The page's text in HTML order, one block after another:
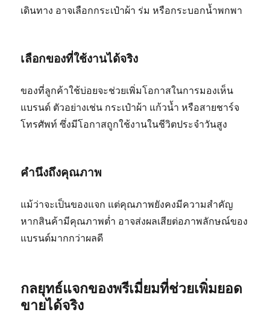
เดินทาง อาจเลือกกระเป๋าผ้า ร่ม หรือกระบอกน้ำพกพา
เลือกของที่ใช้งานได้จริง
ของที่ลูกค้าใช้บ่อยจะช่วยเพิ่มโอกาสในการมองเห็น
แบรนด์ ตัวอย่างเช่น กระเป๋าผ้า แก้วน้ำ หรือสายชาร์จ
โทรศัพท์ ซึ่งมีโอกาสถูกใช้งานในชีวิตประจำวันสูง
คำนึงถึงคุณภาพ
แม้ว่าจะเป็นของแจก แต่คุณภาพยังคงมีความสำคัญ
หากสินค้ามีคุณภาพต่ำ อาจส่งผลเสียต่อภาพลักษณ์ของ
แบรนด์มากกว่าผลดี
กลยุทธ์แจกของพรีเมี่ยมที่ช่วยเพิ่มยอด
ขายได้จริง